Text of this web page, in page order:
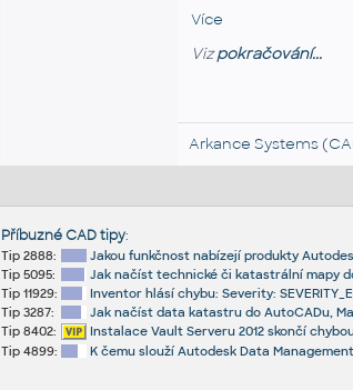
Více
Vizpokračování...
Arkance Systems
Příbuzné CAD tipy:
Tip 2888:
Jakou funkčnost nabízejí produkty
Tip 5095:
Jak načíst technické či katastrální mapy
Tip 11929:
Inventor hlásí chybu: Severity:
Tip 3287:
Jak načíst data katastru do AutoCADu,
Tip 8402:
Instalace Vault Serveru 2012 skončí
Tip 4899:
K čemu slouží Autodesk Data